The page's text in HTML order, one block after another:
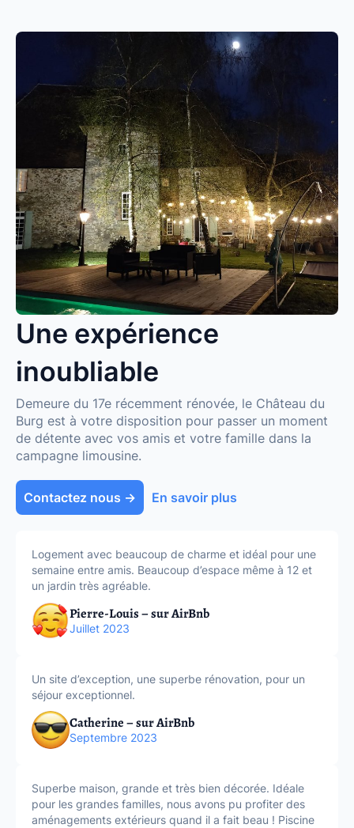
Une expérience
inoubliable
Demeure du 17e récemment rénovée, le Château du
Burg est à votre disposition pour passer un moment
de détente avec vos amis et votre famille dans la
campagne limousine.
Contactez nous → En savoir plus
Logement avec beaucoup de charme et idéal pour une
semaine entre amis. Beaucoup d’espace même à 12 et
un jardin très agréable.
Pierre-Louis – sur AirBnb
Juillet 2023
Un site d’exception, une superbe rénovation, pour un
séjour exceptionnel.
Catherine – sur AirBnb
Septembre 2023
Superbe maison, grande et très bien décorée. Idéale
pour les grandes familles, nous avons pu profiter des
aménagements extérieurs quand il a fait beau ! Piscine